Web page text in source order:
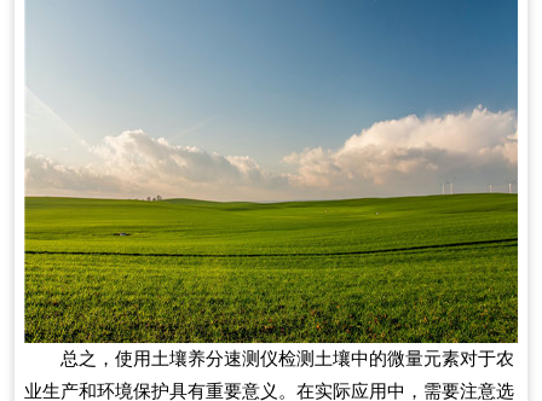
总之，使用土壤养分速测仪检测土壤中的微量元素对于农
业生产和环境保护具有重要意义。在实际应用中，需要注意选